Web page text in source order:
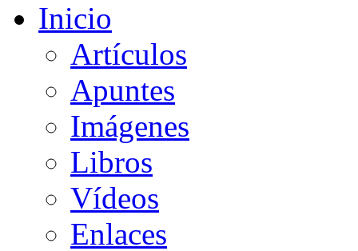
Inicio
Artículos
Apuntes
Imágenes
Libros
Vídeos
Enlaces